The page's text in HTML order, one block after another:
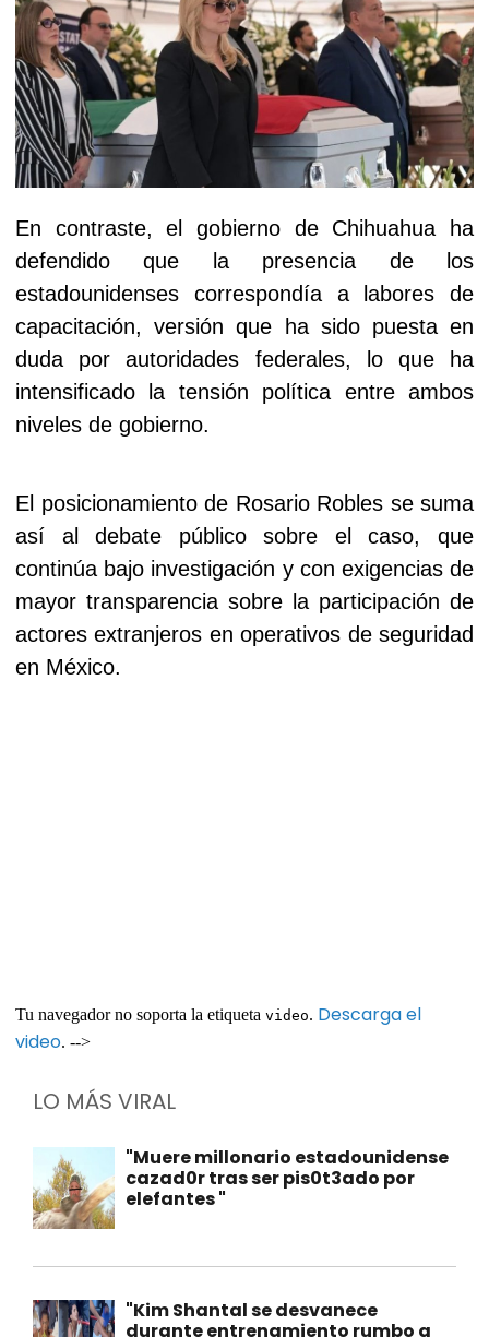
En contraste, el gobierno de Chihuahua ha
defendido que la presencia de los
estadounidenses correspondía a labores de
capacitación, versión que ha sido puesta en
duda por autoridades federales, lo que ha
intensificado la tensión política entre ambos
niveles de gobierno.
El posicionamiento de Rosario Robles se suma
así al debate público sobre el caso, que
continúa bajo investigación y con exigencias de
mayor transparencia sobre la participación de
actores extranjeros en operativos de seguridad
en México.
Tu navegador no soporta la etiqueta video. Descarga el
video. -->
LO MÁS VIRAL
"Muere millonario estadounidense
cazad0r tras ser pis0t3ado por
elefantes "
"Kim Shantal se desvanece
durante entrenamiento rumbo a